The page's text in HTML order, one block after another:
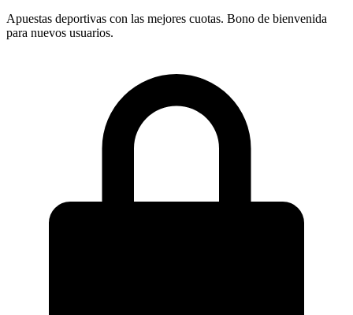
Apuestas deportivas con las mejores cuotas. Bono de bienvenida
para nuevos usuarios.